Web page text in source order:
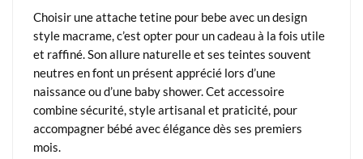
Choisir une attache tetine pour bebe avec un design
style macrame, c’est opter pour un cadeau à la fois utile
et raffiné. Son allure naturelle et ses teintes souvent
neutres en font un présent apprécié lors d’une
naissance ou d’une baby shower. Cet accessoire
combine sécurité, style artisanal et praticité, pour
accompagner bébé avec élégance dès ses premiers
mois.